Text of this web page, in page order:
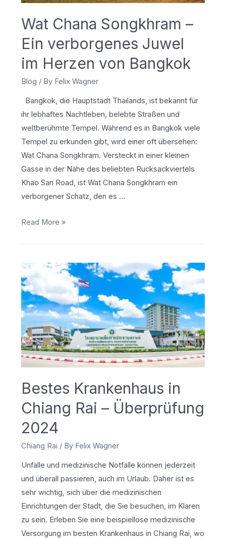
Wat Chana Songkhram –
Ein verborgenes Juwel
im Herzen von Bangkok
Blog / By Felix Wagner
Bangkok, die Hauptstadt Thailands, ist bekannt für
ihr lebhaftes Nachtleben, belebte Straßen und
weltberühmte Tempel. Während es in Bangkok viele
Tempel zu erkunden gibt, wird einer oft übersehen:
Wat Chana Songkhram. Versteckt in einer kleinen
Gasse in der Nähe des beliebten Rucksackviertels
Khao San Road, ist Wat Chana Songkhram ein
verborgener Schatz, den es …
Wat
Ein
verborgenes
Juwel
im
Herzen
von
Bangkok
Read More »
Bestes Krankenhaus in
Chiang Rai – Überprüfung
2024
Chiang Rai / By Felix Wagner
Unfälle und medizinische Notfälle können jederzeit
und überall passieren, auch im Urlaub. Daher ist es
sehr wichtig, sich über die medizinischen
Einrichtungen der Stadt, die Sie besuchen, im Klaren
zu sein. Erleben Sie eine beispiellose medizinische
Versorgung im besten Krankenhaus in Chiang Rai, wo